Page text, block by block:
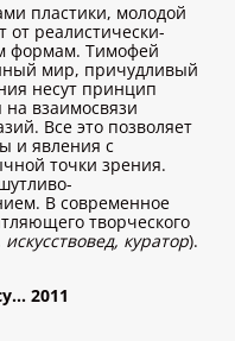
пластики, молодой
от реалистически-
формам. Тимофей
мир, причудливый
несут принцип
взаимосвязи
Все это позволяет
и явления с
точки зрения.
В современное
творческого
куратор).
2011